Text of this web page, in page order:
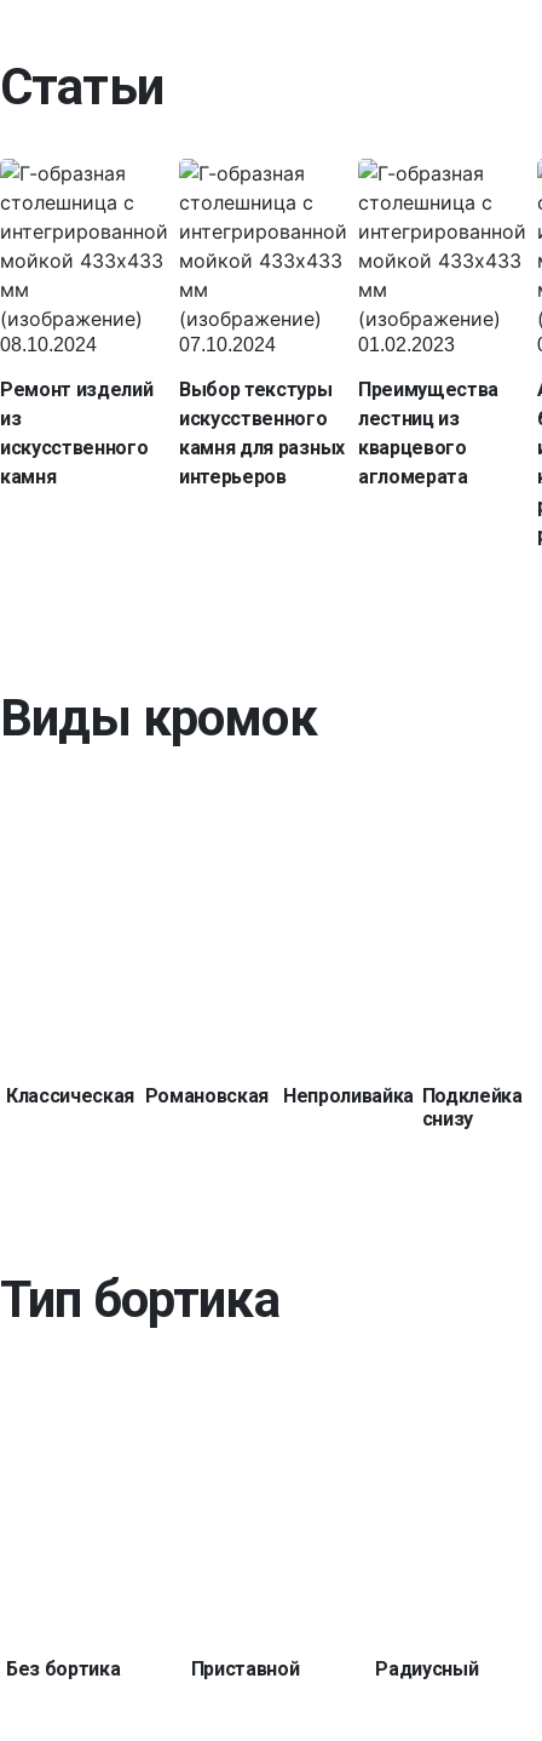
Статьи
08.10.2024
Ремонт изделий
из
искусственного
камня
07.10.2024
Выбор текстуры
искусственного
камня для разных
интерьеров
01.02.2023
Преимущества
лестниц из
кварцевого
агломерата
Виды кромок
Классическая Романовская Непроливайка Подклейка
снизу
Тип бортика
Без бортика Приставной Радиусный